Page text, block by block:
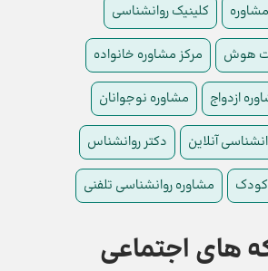
کلینیک روانشناسی
هوش مرکز مشاوره خانواده
ازدواج مشاوره نوجوانان
آنلاین دکتر روانشناس
کودک مشاوره روانشناسی تلفنی
های اجتماعی